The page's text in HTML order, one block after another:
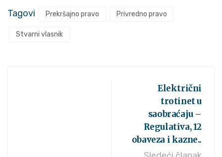
Tagovi Prekršajno pravo Privredno pravo
Stvarni vlasnik
Električni
trotinet u
saobraćaju –
Regulativa, 12
obaveza i kazne..